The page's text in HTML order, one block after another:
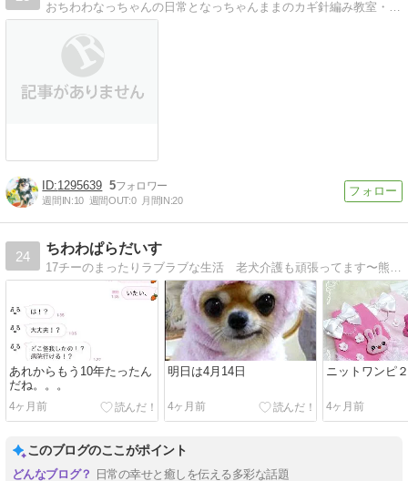
1295639 5
週間IN:10 週間OUT:0 月間IN:20
24
ちわわぱらだいす
あれからもう10年たったん
だね。。。
4ヶ月前
明日は4月14日
4ヶ月前
ニットワンピ
4ヶ月前
このブログのここがポイント
日常の幸せと癒しを伝える多彩な話題